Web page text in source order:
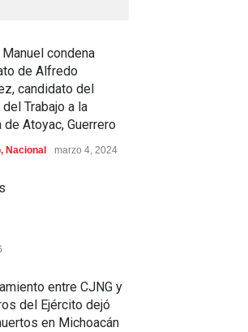
condena
de Alfredo
candidato del
Trabajo a la
de Atoyac, Guerrero
, Nacional marzo 4, 2024
entre CJNG y
del Ejército dejó
en Michoacán